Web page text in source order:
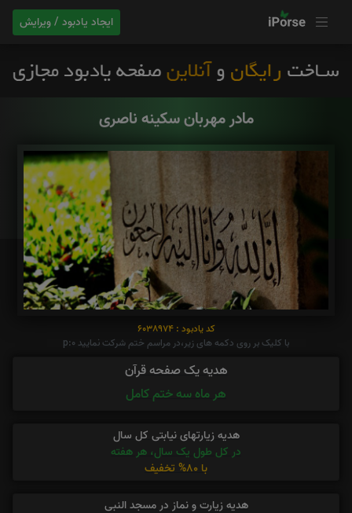
ایجاد یادبود / ویرایش
مادر مهربان سکینه ناصری
کد یادبود : 6038974
با کلیک بر روی دکمه های زیر،در مراسم ختم شرکت نمایید p:0
هدیه یک صفحه قرآن
هر ماه سه ختم کامل
هدیه زیارتهای نیابتی کل سال
در کل طول یک سال، هر هفته
با 80% تخفیف
هدیه زیارت و نماز در مسجد النبی